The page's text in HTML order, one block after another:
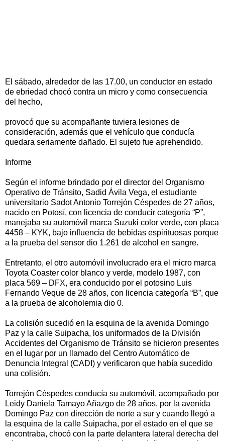
El sábado, alrededor de las 17.00, un conductor en estado
de ebriedad chocó contra un micro y como consecuencia
del hecho,
provocó que su acompañante tuviera lesiones de
consideración, además que el vehículo que conducía
quedara seriamente dañado. El sujeto fue aprehendido.
Informe
Según el informe brindado por el director del Organismo
Operativo de Tránsito, Sadid Ávila Vega, el estudiante
universitario Sadot Antonio Torrejón Céspedes de 27 años,
nacido en Potosí, con licencia de conducir categoría “P”,
manejaba su automóvil marca Suzuki color verde, con placa
4458 – KYK, bajo influencia de bebidas espirituosas porque
a la prueba del sensor dio 1.261 de alcohol en sangre.
Entretanto, el otro automóvil involucrado era el micro marca
Toyota Coaster color blanco y verde, modelo 1987, con
placa 569 – DFX, era conducido por el potosino Luis
Fernando Veque de 28 años, con licencia categoría “B”, que
a la prueba de alcoholemia dio 0.
La colisión sucedió en la esquina de la avenida Domingo
Paz y la calle Suipacha, los uniformados de la División
Accidentes del Organismo de Tránsito se hicieron presentes
en el lugar por un llamado del Centro Automático de
Denuncia Integral (CADI) y verificaron que había sucedido
una colisión.
Torrejón Céspedes conducía su automóvil, acompañado por
Leidy Daniela Tamayo Añazgo de 28 años, por la avenida
Domingo Paz con dirección de norte a sur y cuando llegó a
la esquina de la calle Suipacha, por el estado en el que se
encontraba, chocó con la parte delantera lateral derecha del